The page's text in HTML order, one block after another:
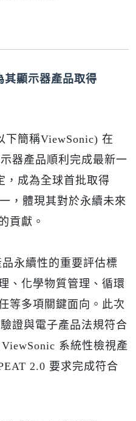
其顯示器產品取得
下簡稱ViewSonic) 在
器產品順利完成最新一
，成為全球首批取得
，體現其對於永續未來
貢獻。
永續性的重要評估標
、化學物質管理、循環
等多項關鍵面向。此次
證與電子產品法規符合
系統性檢視產
2.0 要求完成符合